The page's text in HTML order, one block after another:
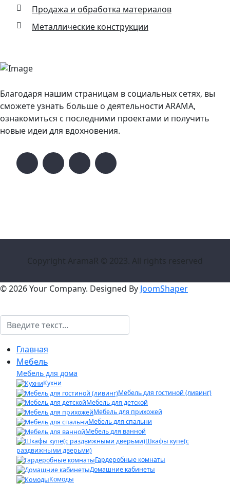
Продажа и обработка материалов
Металлические конструкции
Благодаря нашим страницам в социальных сетях, вы
сможете узнать больше о деятельности ARAMA,
ознакомиться с последними проектами и получить
новые идеи для вдохновения.
Copyright AramaR © 2023. All rights reserved
© 2026 Your Company. Designed By JoomShaper
Поиск
Главная
Мебель
Мебель для дома
Кухни
Мебель для гостиной (ливинг)
Мебель для детской
Мебель для прихожей
Мебель для спальни
Мебель для ванной
Шкафы купе(с
раздвижными дверьми)
Гардеробные комнаты
Домашние кабинеты
Комоды